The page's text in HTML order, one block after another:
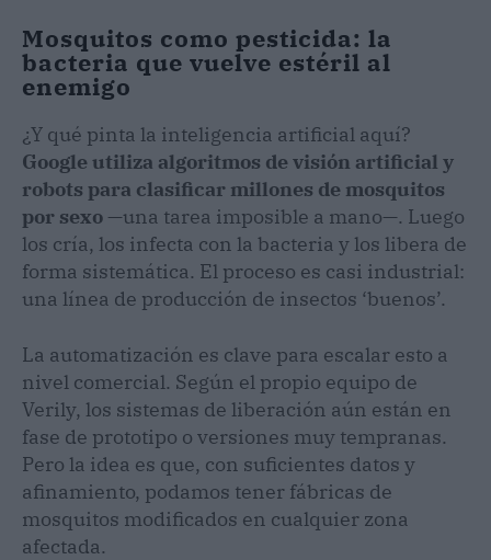
Mosquitos como pesticida: la
bacteria que vuelve estéril al
enemigo
¿Y qué pinta la inteligencia artificial aquí?
Google utiliza algoritmos de visión artificial y
robots para clasificar millones de mosquitos
por sexo —una tarea imposible a mano—. Luego
los cría, los infecta con la bacteria y los libera de
forma sistemática. El proceso es casi industrial:
una línea de producción de insectos ‘buenos’.
La automatización es clave para escalar esto a
nivel comercial. Según el propio equipo de
Verily, los sistemas de liberación aún están en
fase de prototipo o versiones muy tempranas.
Pero la idea es que, con suficientes datos y
afinamiento, podamos tener fábricas de
mosquitos modificados en cualquier zona
afectada.